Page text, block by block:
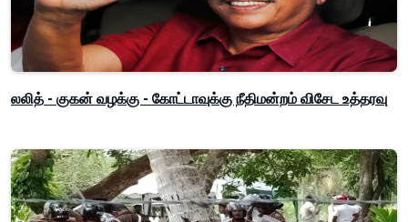
லலித் - குகன் வழக்கு - கோட்டாவுக்கு நீதிமன்றம் விசேட உத்தரவு